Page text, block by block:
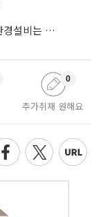
현대건설, 아파트·토건·건축 1위…산업·환경설비는 삼성E&A
추가취재 원해요
0